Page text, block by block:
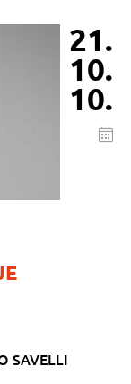
21.
10.
10.
SAVELLI